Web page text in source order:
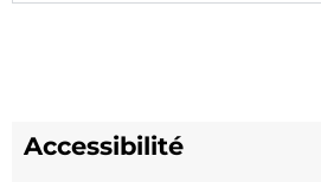
Accessibilité